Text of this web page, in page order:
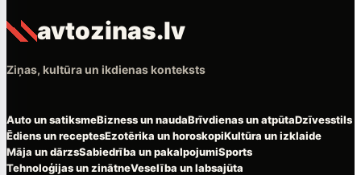
avtozinas.lv
Ziņas, kultūra un ikdienas konteksts
Auto un satiksmeBizness un naudaBrīvdienas un atpūtaDzīvesstils
Ēdiens un receptesEzotērika un horoskopiKultūra un izklaide
Māja un dārzsSabiedrība un pakalpojumiSports
Tehnoloģijas un zinātneVeselība un labsajūta